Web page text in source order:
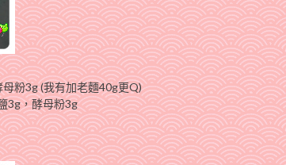
粉3g (我有加老麵40g更Q)
3g，酵母粉3g